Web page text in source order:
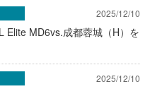
2025/12/10
Elite MD6vs.成都蓉城（H）を
2025/12/10